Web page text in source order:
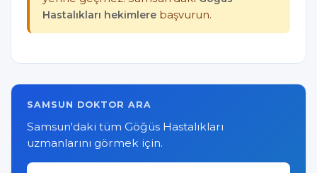
Hastalıkları hekimlere başvurun.
SAMSUN DOKTOR ARA
Samsun'daki tüm Göğüs Hastalıkları
uzmanlarını görmek için.